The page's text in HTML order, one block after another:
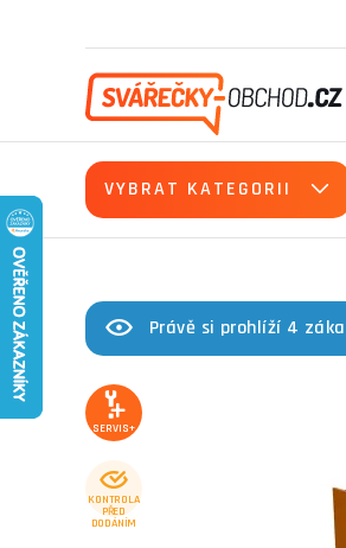
VYBRAT KATEGORII
Právě si prohlíží 4
SERVIS+
KONTROLA
PŘED
DODÁNÍM